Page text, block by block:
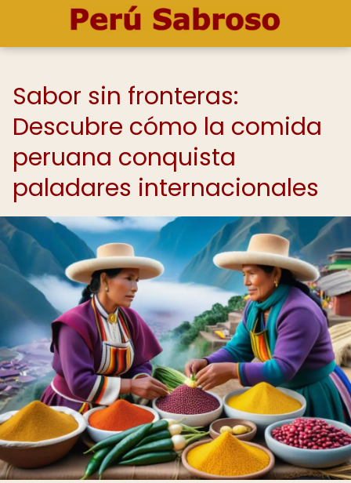
Sabor sin fronteras:
Descubre cómo la comida
peruana conquista
paladares internacionales